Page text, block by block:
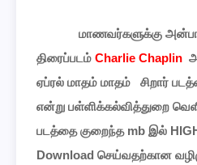
மாணவர்களுக்கு
திரைப்படம் Charlie Chaplin
ஏப்ரல் மாதம் மாதம்
சிறார்
என்று பள்ளிக்கல்வித்துறை
படத்தை குறைந்த mb இல்
Download செய்வதற்கான